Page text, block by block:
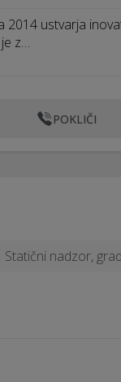
2014 ustvarja
z…
POKLIČI
Statični nadzor,